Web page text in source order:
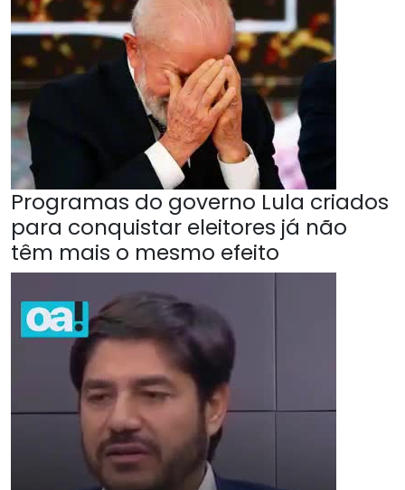
Programas do governo Lula criados
para conquistar eleitores já não
têm mais o mesmo efeito